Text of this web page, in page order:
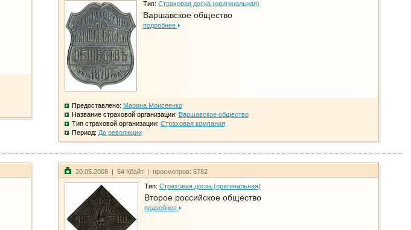
Тип: Страховая доска (оригинальная)
Варшавское общество
подробнее
Предоставлено: Марина Моисеенко
Название страховой организации: Варшавское общество
Тип страховой организации: Страховая компания
Период: До революции
20.05.2008 | 54 Кбайт | просмотров: 5782
Тип: Страховая доска (оригинальная)
Второе российское общество
подробнее